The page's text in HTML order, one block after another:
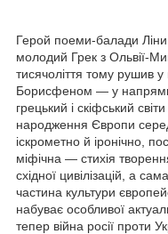
Герой поеми-балади
молодий Грек з Ольвії-
тисячоліття тому рушив
Борисфеном — у
грецький і скіфський
народження Європи
іскрометно й іронічно,
міфічна — стихія
східної цивілізацій, а
частина культури
набуває особливої
тепер війна росії проти